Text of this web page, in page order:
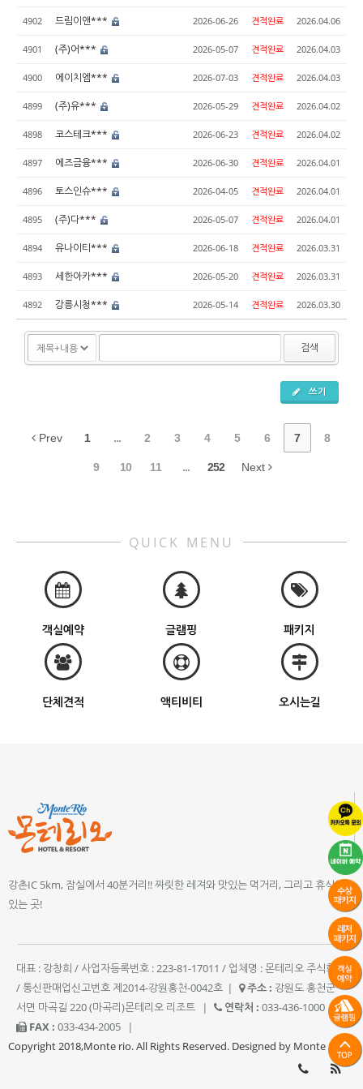
4902 드림이앤*** 2026-06-26 견적완료 2026.04.06
4901 (주)어*** 2026-05-07 견적완료 2026.04.03
4900 에이치엠*** 2026-07-03 견적완료 2026.04.03
4899 (주)유*** 2026-05-29 견적완료 2026.04.02
4898 코스테크*** 2026-06-23 견적완료 2026.04.02
4897 에즈금융*** 2026-06-30 견적완료 2026.04.01
4896 토스인슈*** 2026-04-05 견적완료 2026.04.01
4895 (주)다*** 2026-05-07 견적완료 2026.04.01
4894 유나이티*** 2026-06-18 견적완료 2026.03.31
4893 세한아카*** 2026-05-20 견적완료 2026.03.31
4892 강릉시청*** 2026-05-14 견적완료 2026.03.30
검색
쓰기
Prev 1 ... 2 3 4 5 6 7 8
9 10 11 ... 252 Next
QUICK MENU
객실예약 글램핑 패키지
단체견적 액티비티 오시는길
강촌IC 5km, 잠실에서 40분거리!! 짜릿한 레져와 맛있는 먹거리, 그리고 휴식이
있는 곳!
대표 : 강창희 / 사업자등록번호 : 223-81-17011 / 업체명 : 몬테리오 주식회사
/ 통신판매업신고번호 제2014-강원홍천-0042호 | 주소 : 강원도 홍천군
서면 마곡길 220 (마곡리)몬테리오 리조트
| 연락처 : 033-436-1000
|
FAX : 033-434-2005
|
Copyright 2018,Monte rio. All Rights Reserved. Designed by Monte rio.